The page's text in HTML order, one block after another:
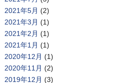
2021年5月 (2)
2021年3月 (1)
2021年2月 (1)
2021年1月 (1)
2020年12月 (1)
2020年11月 (2)
2019年12月 (3)